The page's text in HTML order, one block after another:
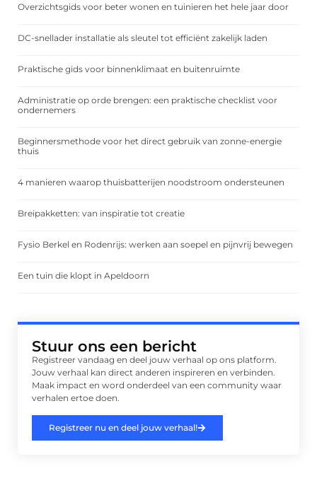
Overzichtsgids voor beter wonen en tuinieren het hele jaar door
DC-snellader installatie als sleutel tot efficiënt zakelijk laden
Praktische gids voor binnenklimaat en buitenruimte
Administratie op orde brengen: een praktische checklist voor
ondernemers
Beginnersmethode voor het direct gebruik van zonne-energie
thuis
4 manieren waarop thuisbatterijen noodstroom ondersteunen
Breipakketten: van inspiratie tot creatie
Fysio Berkel en Rodenrijs: werken aan soepel en pijnvrij bewegen
Een tuin die klopt in Apeldoorn
Stuur ons een bericht
Registreer vandaag en deel jouw verhaal op ons platform.
Jouw verhaal kan direct anderen inspireren en verbinden.
Maak impact en word onderdeel van een community waar
verhalen ertoe doen.
Registreer nu en deel jouw verhaal!